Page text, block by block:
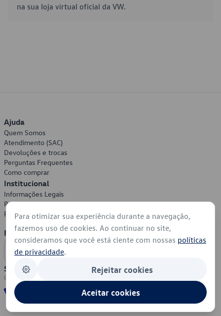
na sua loja virtual oficial da VW.
Ajuda
Quem Somos
Atendimento (SAC)
Devoluções e trocas
Perguntas Frequentes
Como comprar
Institucional
Informações Legais
Política de Privacidade
Política de Cookies
Formas de Pagamento
Segurança
Para otimizar sua experiência durante a navegação,
fazemos uso de cookies. Ao continuar no site,
consideramos que você está ciente com nossas políticas
de privacidade.
Rejeitar cookies
Aceitar cookies